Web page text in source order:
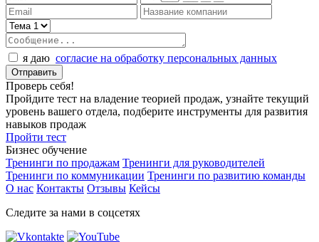
я даю согласие на обработку персональных данных
Проверь себя!
Пройдите тест на владение теорией продаж, узнайте текущий
уровень вашего отдела, подберите инструменты для развития
навыков продаж
Пройти тест
Бизнес обучение
Тренинги по продажам Тренинги для руководителей
Тренинги по коммуникации Тренинги по развитию команды
О нас Контакты Отзывы Кейсы
Следите за нами в соцсетях